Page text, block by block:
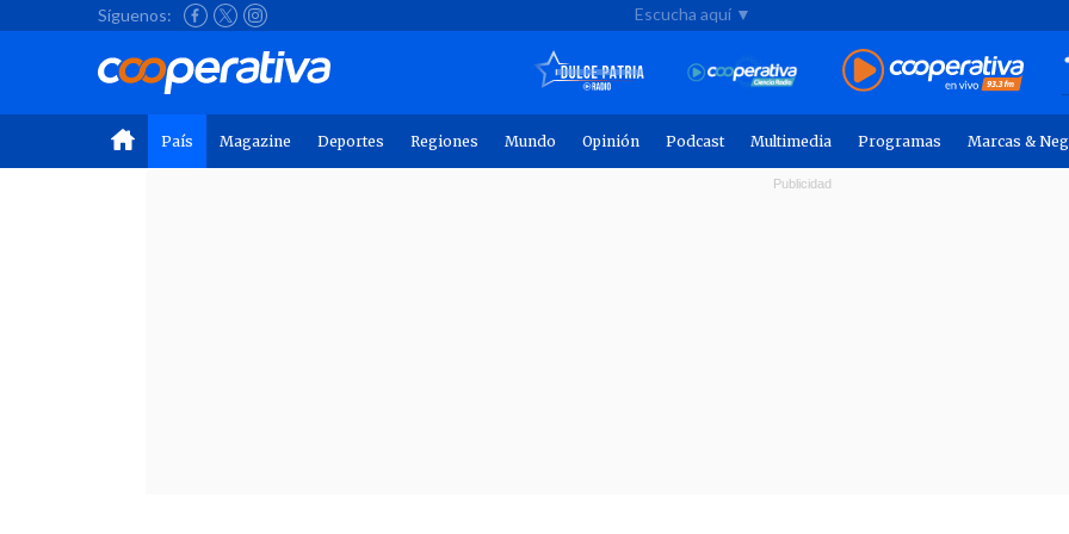
Síguenos: Escucha aquí ▼
País Magazine Deportes Regiones Mundo Opinión Podcast Multimedia Programas Marcas &